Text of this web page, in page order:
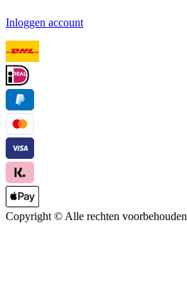
Inloggen account
Copyright © Alle rechten voorbehouden